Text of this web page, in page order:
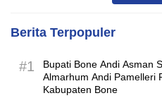
Berita Terpopuler
#1
Bupati Bone Andi Asman
Almarhum Andi Pamelleri
Kabupaten Bone